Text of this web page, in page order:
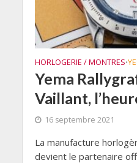
HORLOGERIE / MONTRES•
Yema
Vaillant,
16 septembre 2021
La manufacture
devient le partenaire